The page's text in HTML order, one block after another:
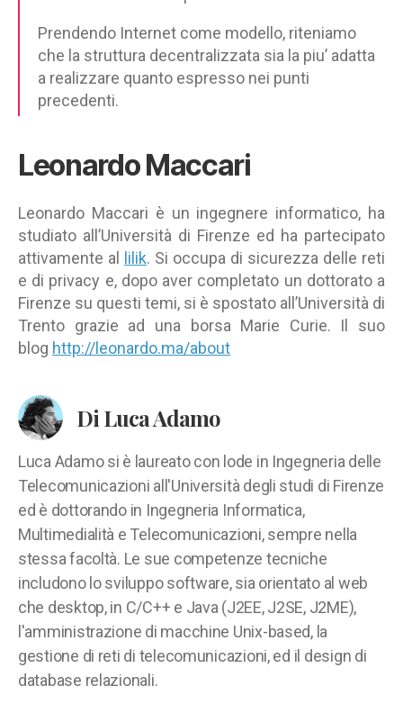
Prendendo Internet come modello, riteniamo
che la struttura decentralizzata sia la piu’ adatta
a realizzare quanto espresso nei punti
precedenti.
Leonardo Maccari
Leonardo Maccari è un ingegnere informatico, ha
studiato all’Università di Firenze ed ha partecipato
attivamente al lilik. Si occupa di sicurezza delle reti
e di privacy e, dopo aver completato un dottorato a
Firenze su questi temi, si è spostato all’Università di
Trento grazie ad una borsa Marie Curie. Il suo
blog http://leonardo.ma/about
Di Luca Adamo
Luca Adamo si è laureato con lode in Ingegneria delle
Telecomunicazioni all'Università degli studi di Firenze
ed è dottorando in Ingegneria Informatica,
Multimedialità e Telecomunicazioni, sempre nella
stessa facoltà. Le sue competenze tecniche
includono lo sviluppo software, sia orientato al web
che desktop, in C/C++ e Java (J2EE, J2SE, J2ME),
l'amministrazione di macchine Unix-based, la
gestione di reti di telecomunicazioni, ed il design di
database relazionali.